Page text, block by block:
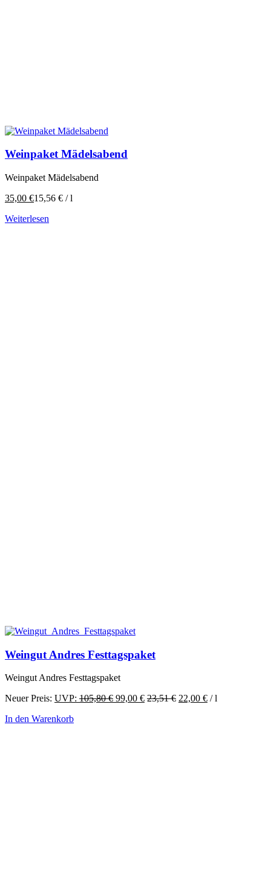
Weinpaket Mädelsabend
Weinpaket Mädelsabend
35,00 €15,56 € /l
Weiterlesen
Weingut Andres Festtagspaket
Weingut Andres Festtagspaket
Neuer Preis: UVP: 105,80€ Ursprünglicher
99,00 €Aktueller
23,51€ 22,00 € /l
In den Warenkorb